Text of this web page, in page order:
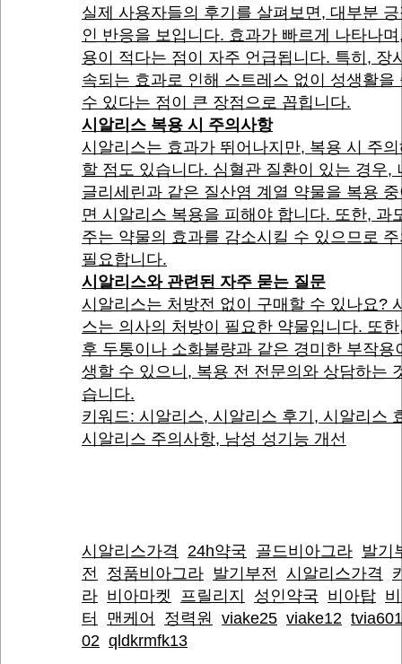
실제 사용자들의 후기를 살펴보면, 대부분
인 반응을 보입니다. 효과가 빠르게 나타나
용이 적다는 점이 자주 언급됩니다. 특히, 장
속되는 효과로 인해 스트레스 없이 성생활을
수 있다는 점이 큰 장점으로 꼽힙니다.
시알리스 복용 시 주의사항
시알리스는 효과가 뛰어나지만, 복용 시 주
할 점도 있습니다. 심혈관 질환이 있는 경우,
글리세린과 같은 질산염 계열 약물을 복용
면 시알리스 복용을 피해야 합니다. 또한, 과
주는 약물의 효과를 감소시킬 수 있으므로
필요합니다.
시알리스와 관련된 자주 묻는 질문
시알리스는 처방전 없이 구매할 수 있나요?
스는 의사의 처방이 필요한 약물입니다. 또
후 두통이나 소화불량과 같은 경미한 부작용
생할 수 있으니, 복용 전 전문의와 상담하는
습니다.
키워드: 시알리스, 시알리스 후기, 시알리스
시알리스 주의사항, 남성 성기능 개선
시알리스가격 24h약국 골드비아그라 발기
전
정품비아그라 발기부전 시알리스가격
라 비아마켓 프릴리지 성인약국 비아탑
터
맨케어 정력원 viake25 viake12 tvia601
02 qldkrmfk13